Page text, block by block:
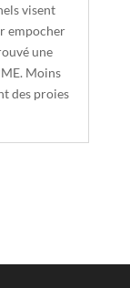
visent
empocher
une
Moins
des proies